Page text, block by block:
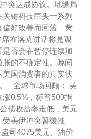
突达成协议。地缘局
键科技巨头一系列
偏好改善而回落，黄
布洛克讲话将是观
否会在暂停连续加
的不确定性。晚间
国消费者的真实状
全球市场回顾： 美
涨0.5%，标普500指
债收益率走低，美元
受美伊冲突暂缓推
司4075美元。油价